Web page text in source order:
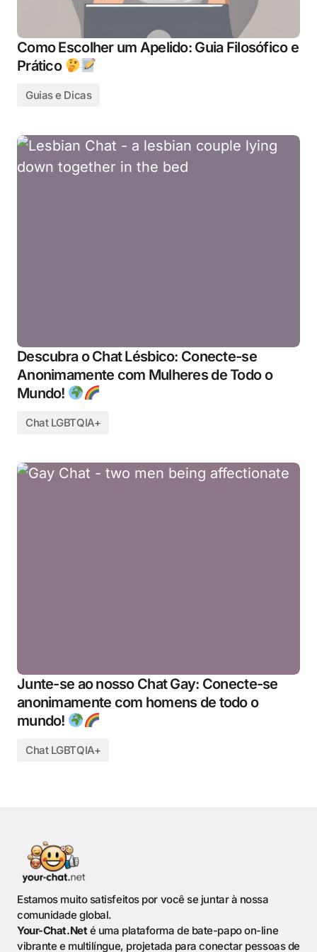
Como Escolher um Apelido: Guia Filosófico e
Prático
Guias e Dicas
Descubra o Chat Lésbico: Conecte-se
Anonimamente com Mulheres de Todo o
Mundo!
Chat LGBTQIA+
Junte-se ao nosso Chat Gay: Conecte-se
anonimamente com homens de todo o
mundo!
Chat LGBTQIA+
Estamos muito satisfeitos por você se juntar à nossa
comunidade global.
Your-Chat.Neté uma plataforma de bate-papo on-line
vibrante e multilíngue, projetada para conectar pessoas de